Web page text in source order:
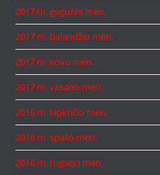
2017 m. gegužės mėn.
2017 m. balandžio mėn.
2017 m. kovo mėn.
2017 m. vasario mėn.
2016 m. lapkričio mėn.
2016 m. spalio mėn.
2016 m. rugsėjo mėn.